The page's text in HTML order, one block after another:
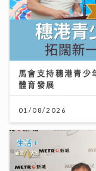
馬會支持穗港青少
體育發展
01/08/2026